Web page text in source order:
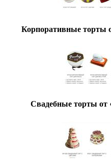
Корпоративные торты
Свадебные торты от